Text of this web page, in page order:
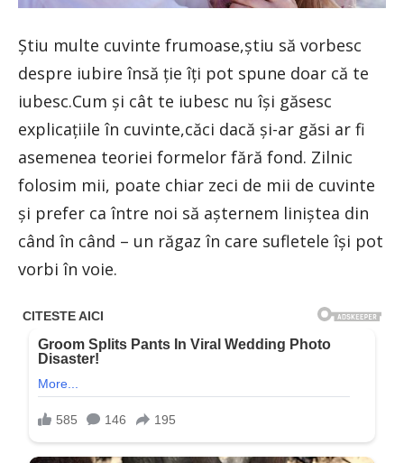
Știu multe cuvinte frumoase,știu să vorbesc
despre iubire însă ție îți pot spune doar că te
iubesc.Cum și cât te iubesc nu își găsesc
explicațiile în cuvinte,căci dacă și-ar găsi ar fi
asemenea teoriei formelor fără fond. Zilnic
folosim mii, poate chiar zeci de mii de cuvinte
şi prefer ca între noi să așternem liniștea din
când în când – un răgaz în care sufletele își pot
vorbi în voie.